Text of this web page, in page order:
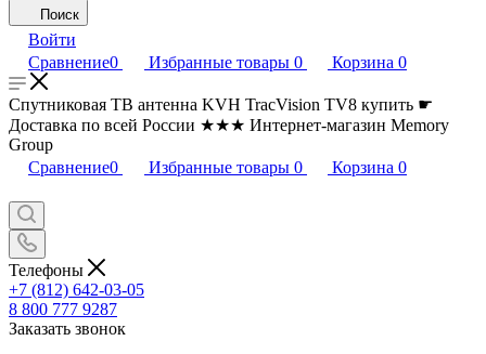
Поиск
Войти
Сравнение0 Избранные товары 0 Корзина 0
Спутниковая ТВ антенна KVH TracVision TV8 купить ☛
Доставка по всей России ★★★ Интернет-магазин Memory
Group
Сравнение0 Избранные товары 0 Корзина 0
Телефоны
+7 (812) 642-03-05
8 800 777 9287
Заказать звонок